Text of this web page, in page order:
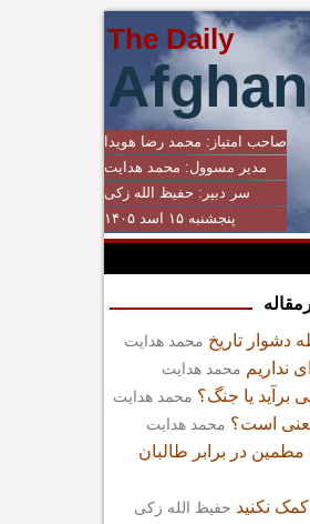
The Daily
صاحب امتیاز: محمد رضا هویدا
مدیر مسوول: محمد هدایت
سر دبیر: حفیظ الله زکی
پنجشنبه ۱۵ اسد ۱۴۰۵
تاریخ محمد هدایت
نداریم محمد هدایت
برآید یا جنگ؟ محمد هدایت
است؟ محمد هدایت
مطمین در برابر طالبان
نکنید حفیظ الله زکی